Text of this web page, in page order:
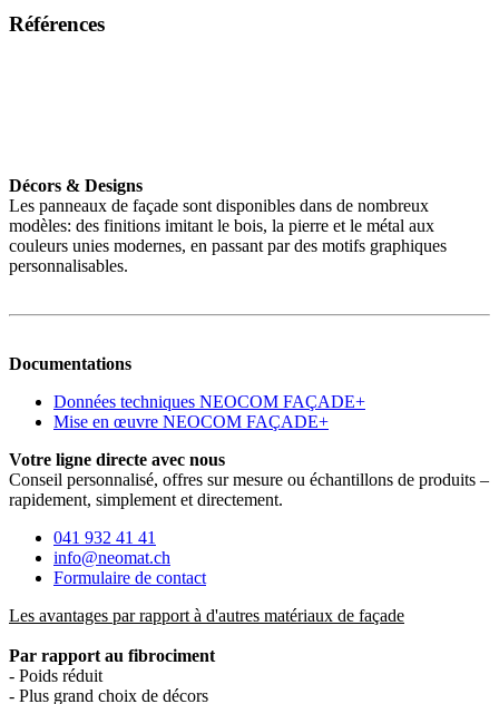
Références
Décors & Designs
Les panneaux de façade sont disponibles dans de nombreux
modèles: des finitions imitant le bois, la pierre et le métal aux
couleurs unies modernes, en passant par des motifs graphiques
personnalisables.
Documentations
Données techniques NEOCOM FAÇADE+
Mise en œuvre NEOCOM FAÇADE+
Votre ligne directe avec nous
Conseil personnalisé, offres sur mesure ou échantillons de produits –
rapidement, simplement et directement.
041 932 41 41
info@neomat.ch
Formulaire de contact
Les avantages par rapport à d'autres matériaux de façade
Par rapport au fibrociment
- Poids réduit
- Plus grand choix de décors